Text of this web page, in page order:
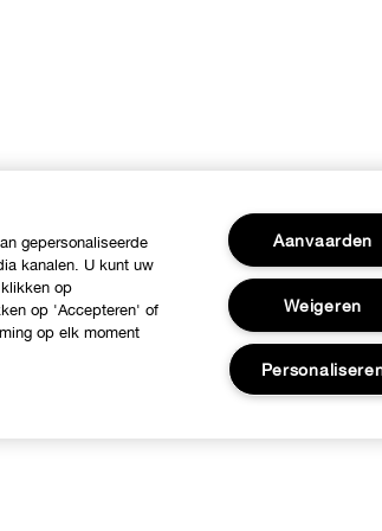
gepersonaliseerde
kanalen. U kunt uw
op
op 'Accepteren' of
op elk moment
Aanvaarden
Weigeren